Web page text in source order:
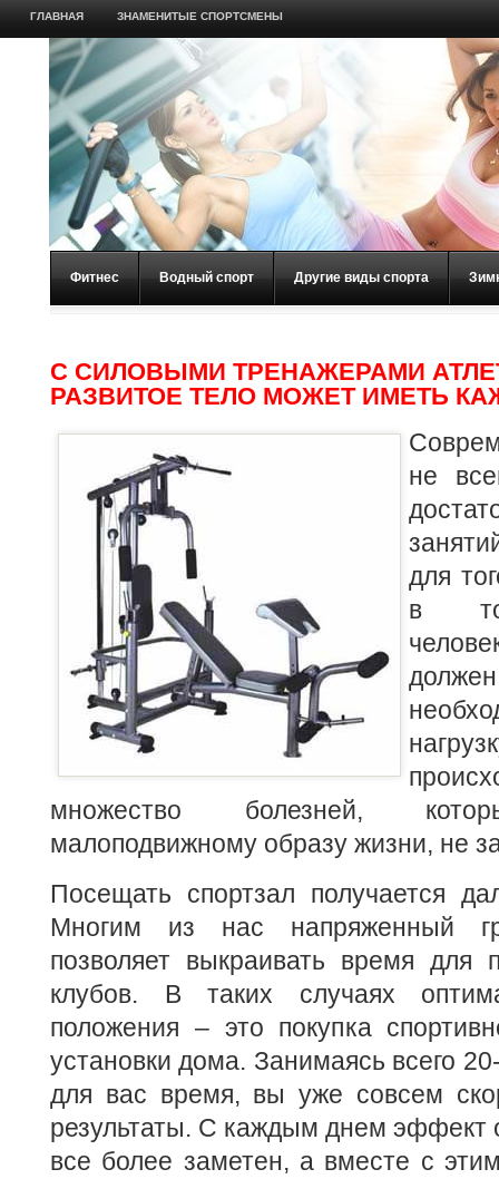
ГЛАВНАЯ ЗНАМЕНИТЫЕ СПОРТСМЕНЫ
Фитнес Водный спорт Другие виды спорта
С СИЛОВЫМИ ТРЕНАЖЕРАМИ
РАЗВИТОЕ ТЕЛО МОЖЕТ ИМЕТЬ
не
для
в
множество болезней,
малоподвижному образу жизни, не
Посещать спортзал получается
Многим из нас напряженный
позволяет выкраивать время для
клубов. В таких случаях
положения – это покупка
установки дома. Занимаясь всего
для вас время, вы уже совсем
результаты. С каждым днем эффект
все более заметен, а вместе с